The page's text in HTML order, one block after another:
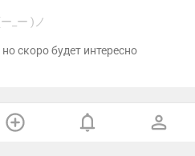
ー_ー )ノ
скоро будет интересно